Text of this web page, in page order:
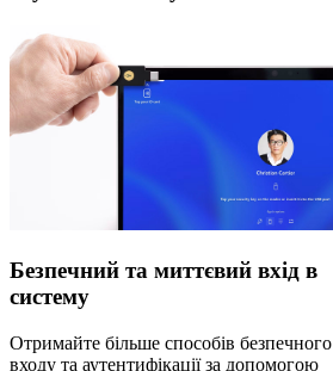
Безпечний та миттєвий вхід в
систему
Отримайте більше способів безпечного
входу та аутентифікації за допомогою